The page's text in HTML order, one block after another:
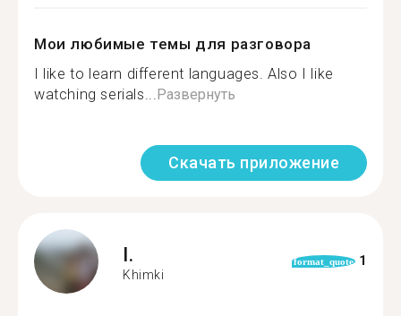
Мои любимые темы для разговора
I like to learn different languages. Also I like
watching serials... Развернуть
Скачать приложение
I.
Khimki
format_quote 1